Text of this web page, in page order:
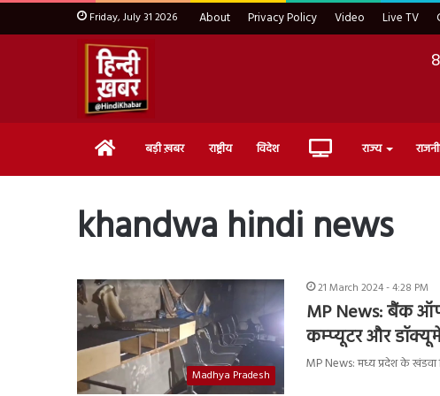
Friday, July 31 2026 About Privacy Policy Video Live TV
Home बड़ी ख़बर राष्ट्रीय विदेश Live राज्य
khandwa hindi news
Madhya Pradesh
21 March 2024 - 4:28 PM
MP News: बैंक
कम्प्यूटर और
MP News: मध्य प्रदेश के